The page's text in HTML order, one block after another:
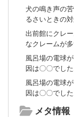
犬の鳴き声の
るさいときの
出前館にクレ
なクレームが
風呂場の電球
因は〇〇でした
風呂場の電球
因は〇〇でした
メタ情報